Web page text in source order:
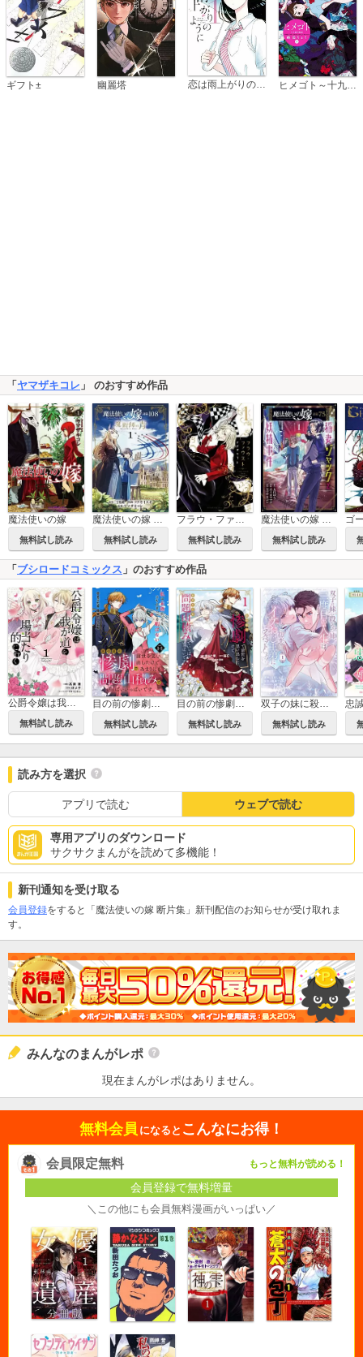
ギフト± 幽麗塔 恋は雨上がりのように
「 ヤマザキコレ 」 のおすすめ作品
魔法使いの嫁
無料試し読み
魔法使いの嫁 詩篇.108 魔術師の青
無料試し読み
フラウ・ファウスト
無料試し読み
魔法使いの嫁 詩篇.75 稲妻ジャックと妖精事件
無料試し読み
「 ブシロードコミックス 」のおすすめ作品
公爵令嬢は我が道を場当たり的に行く
無料試し読み
目の前の惨劇で前世を思い出したけど、あまりにも問題山積みでいっぱいいっぱいです。 連載版
無料試し読み
目の前の惨劇で前世を思い出したけど、あまりにも問題山積みでいっぱいいっぱいです。
無料試し読み
双子の妹に殺された姉、二度目の人生は初恋のイケおじ王弟にフルベットします！
無料試し読み
読み方を選択
アプリで読む ウェブで読む
専用アプリのダウンロード
サクサクまんがを読めて多機能！
新刊通知を受け取る
会員登録をすると「魔法使いの嫁 断片集」新刊配信のお知らせが受け取れま
す。
みんなのまんがレポ
現在まんがレポはありません。
無料会員 になると こんなにお得！
会員限定無料 もっと無料が読める！
会員登録で無料増量
＼この他にも会員無料漫画がいっぱい／